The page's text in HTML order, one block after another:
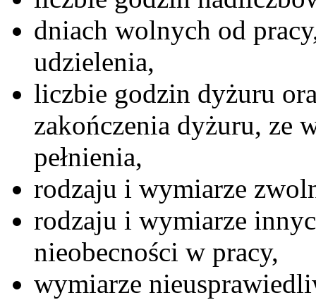
dniach wolnych od
udzielenia,
liczbie godzin dyżuru
zakończenia dyżuru, ze
pełnienia,
rodzaju i wymiarze
rodzaju i wymiarze
nieobecności w pracy,
wymiarze